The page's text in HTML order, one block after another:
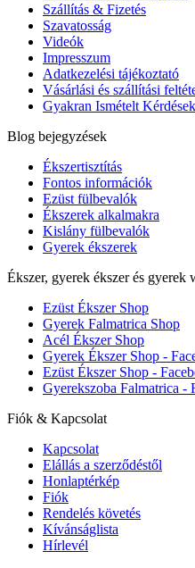
Szállítás & Fizetés
Szavatosság
Videók
Impresszum
Adatkezelési tájékoztató
Vásárlási és szállítási
Gyakran Ismételt Kérdések
Blog bejegyzések
Ékszertisztítás
Fontos információk
Ezüst fülbevalók
Ékszerek alkalmakra
Kislány fülbevalók
Gyerek ékszerek
Ékszer, gyerek ékszer és gyerek
Ezüst Ékszer Shop
Gyerek Falmatrica Shop
Acél Ékszer Shop
Gyerek Ékszer Shop -
Ezüst Ékszer Shop -
Gyerekszoba Falmatrica -
Fiók & Kapcsolat
Kapcsolat
Elállás a szerződéstől
Honlaptérkép
Fiók
Rendelés követés
Kívánságlista
Hírlevél